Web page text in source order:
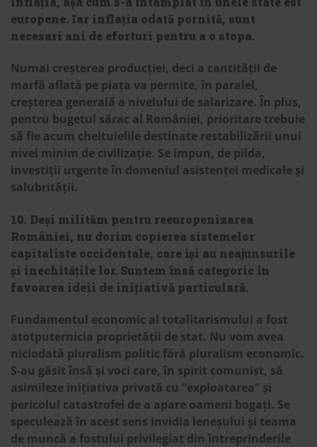
europene. Iar inflația odată pornită, sunt
necesari ani de eforturi pentru a o stopa.
Numai creșterea producției, deci a cantității de
marfă aflată pe piața va permite, în paralel,
creșterea generală a nivelului de salarizare. În plus,
pentru bugetul sărac al României, prioritare trebuie
să fie acum cheltuielile destinate restabilizării unui
nivel minim de civilizație. Se impun, de pilda,
investiții urgente în domeniul asistenței medicale și
salubrității.
10. Deși milităm pentru reeuropenizarea
României, nu dorim copierea sistemelor
capitaliste occidentale, care își au neajunsurile
și inechitățile lor. Suntem însă categoric în
favoarea ideii de inițiativă particulară.
Fundamentul economic al totalitarismului a fost
atotputernicia proprietății de stat. Nu vom avea
niciodată pluralism politic fără pluralism economic.
S-au găsit însă și voci care, în spirit comunist, să
asimileze inițiativa privată cu “exploatarea” și
pericolul catastrofei de a apare oameni bogați. Se
speculează în acest sens invidia leneșului și teama
de muncă a fostului privilegiat din întreprinderile